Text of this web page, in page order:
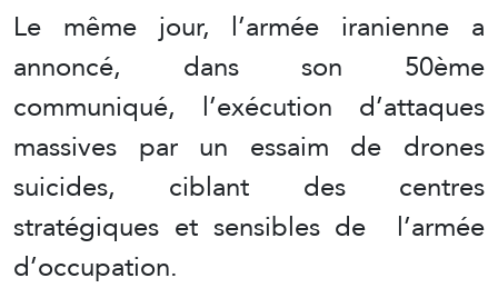
Le même jour, l’armée iranienne a
annoncé, dans son 50ème
communiqué, l’exécution d’attaques
massives par un essaim de drones
suicides, ciblant des centres
stratégiques et sensibles de l’armée
d’occupation.